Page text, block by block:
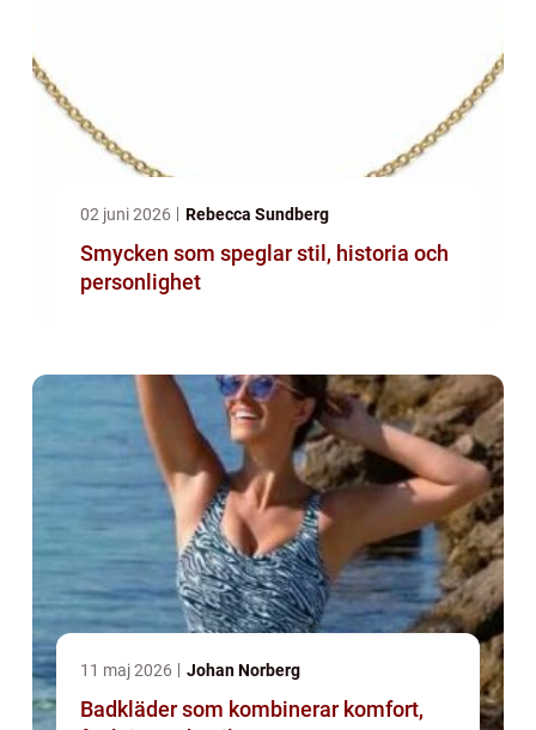
02 juni 2026 Rebecca Sundberg
Smycken som speglar stil, historia och
personlighet
11 maj 2026 Johan Norberg
Badkläder som kombinerar komfort,